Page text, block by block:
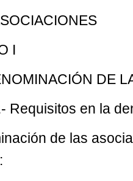
I
DE
Requisitos en la
de las